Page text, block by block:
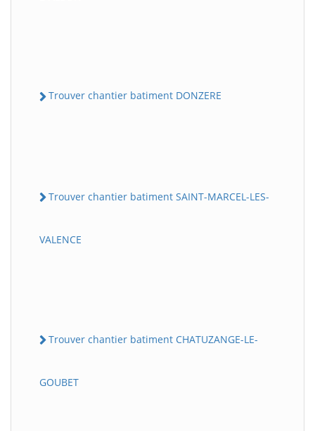
Trouver chantier batiment DONZERE
Trouver chantier batiment SAINT-MARCEL-LES-
VALENCE
Trouver chantier batiment CHATUZANGE-LE-
GOUBET